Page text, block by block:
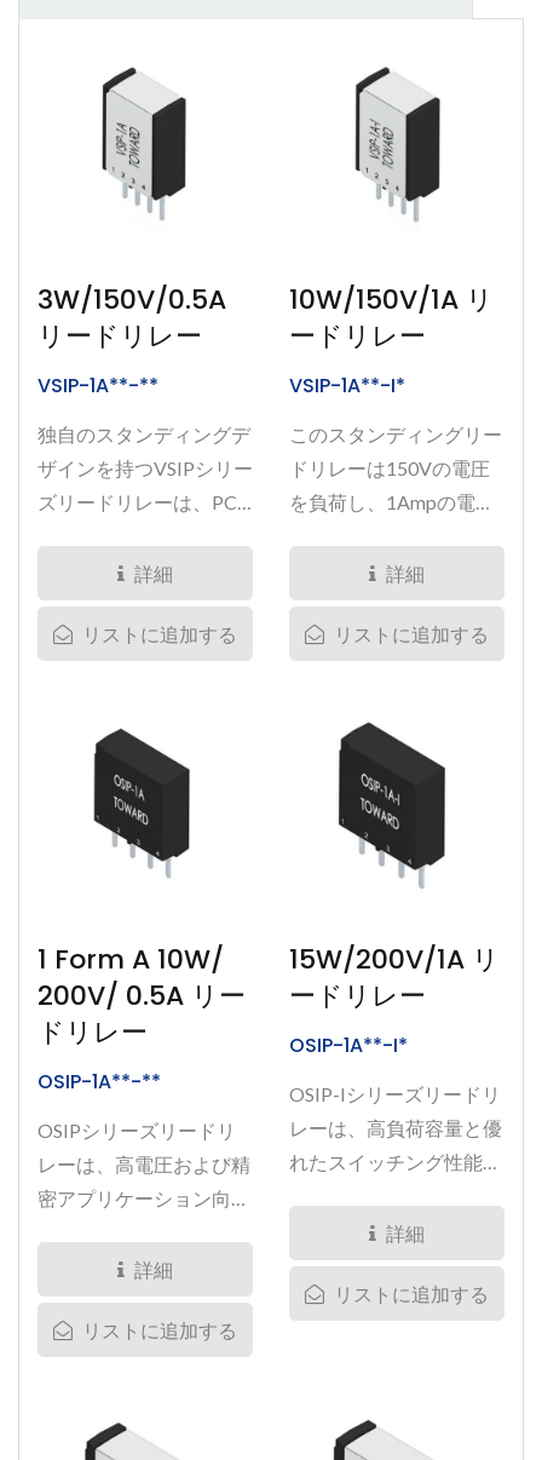
3W/150V/0.5A
リードリレー
VSIP-1A**-**
独自のスタンディングデ
ザインを持つVSIPシリー
ズリードリレーは、PCB
めに特別に設計されてお
り、取り付け面は
6.85mm*3.81mmです。...
詳細
リストに追加する
10W/150V/1A リ
ードリレー
VSIP-1A**-I*
このスタンディングリー
ドリレーは150Vの電圧
を負荷し、1Ampの電流
詳細
リストに追加する
1 Form A 10W/
200V/ 0.5A リー
ドリレー
OSIP-1A**-**
OSIPシリーズリードリ
レーは、高電圧および精
密アプリケーション向け
200VDCの負荷電圧と
0.5Aの定格電流をサポー
トしています。コンパク
詳細
リストに追加する
15W/200V/1A リ
ードリレー
OSIP-1A**-I*
OSIP-Iシリーズリードリ
レーは、高負荷容量と優
れたスイッチング性能を
圧200VDC、負荷電流
1.0A、スイッチング電力
15Wを特徴としていま
器、高電圧信号スイッチ
詳細
リストに追加する